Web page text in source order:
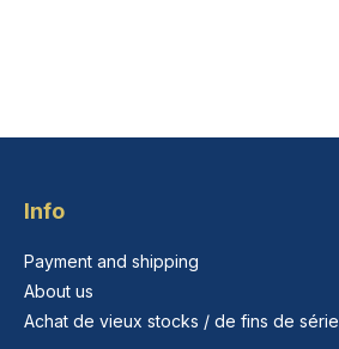
Info
Payment and shipping
About us
Achat de vieux stocks / de fins de série